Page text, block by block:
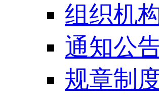
组织机
通知公
规章制